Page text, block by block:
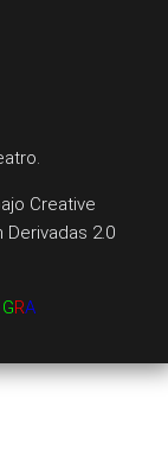
Creative
2.0
GRA